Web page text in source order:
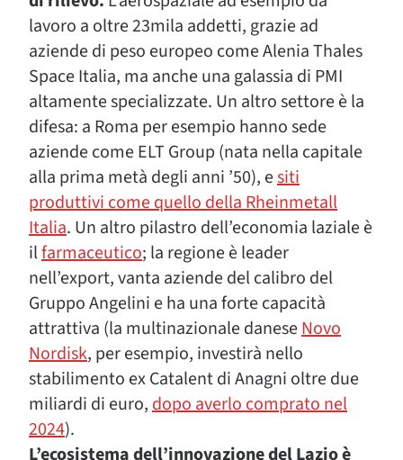
lavoro a oltre 23mila addetti, grazie ad
aziende di peso europeo come Alenia Thales
Space Italia, ma anche una galassia di PMI
altamente specializzate. Un altro settore è la
difesa: a Roma per esempio hanno sede
aziende come ELT Group (nata nella capitale
alla prima metà degli anni ’50), esiti
produttivi come quello della Rheinmetall
Italia. Un altro pilastro dell’economia laziale è
ilfarmaceutico; la regione è leader
nell’export, vanta aziende del calibro del
Gruppo Angelini e ha una forte capacità
attrattiva (la multinazionale daneseNovo
Nordisk, per esempio, investirà nello
stabilimento ex Catalent di Anagni oltre due
miliardi di euro,dopo averlo comprato nel
2024).
L’ecosistema dell’innovazione del Lazio è